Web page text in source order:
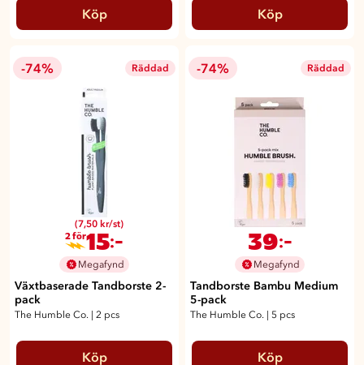
Köp Köp
-74% Räddad
(7,50 kr/st)
2 för15:-
Megafynd
Växtbaserade Tandborste 2-
pack
The Humble Co. | 2 pcs
Köp
-74% Räddad
39:-
Megafynd
Tandborste Bambu Medium
5-pack
The Humble Co. | 5 pcs
Köp